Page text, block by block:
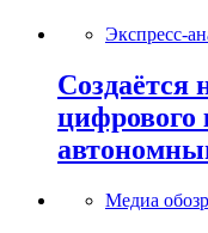
Экспресс-
Создаётся
цифрового
Медиа